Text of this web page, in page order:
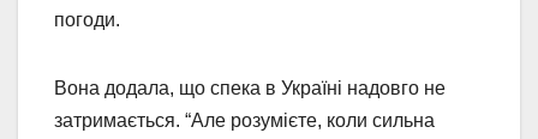
погоди.
Вона додала, що спека в Україні надовго не
затримається. “Але розумієте, коли сильна